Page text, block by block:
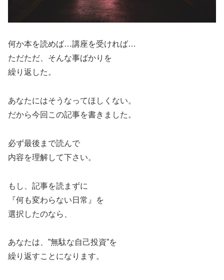
何か本を読めば…講座を受ければ…
ただただ、そんな事ばかりを
繰り返した。
あなたにはそうなってほしくない。
だから今回この記事を書きました。
必ず最後まで読んで
内容を理解して下さい。
もし、記事を読まずに
『何も変わらない日常』を
選択したのなら、
あなたは、”無駄な自己投資”を
繰り返すことになります。